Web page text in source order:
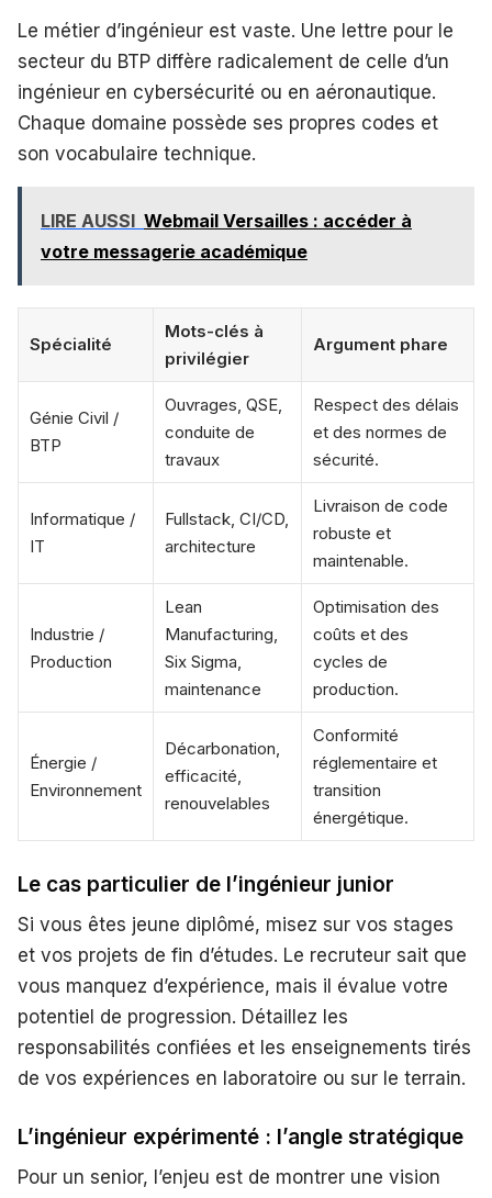
Le métier d’ingénieur est vaste. Une lettre pour le
secteur du BTP diffère radicalement de celle d’un
ingénieur en cybersécurité ou en aéronautique.
Chaque domaine possède ses propres codes et
son vocabulaire technique.
LIRE AUSSI Webmail Versailles : accéder à
votre messagerie académique
Spécialité
Mots-clés à
privilégier
Argument phare
Génie Civil /
BTP
Ouvrages, QSE,
conduite de
travaux
Respect des délais
et des normes de
sécurité.
Informatique /
IT
Fullstack, CI/CD,
architecture
Livraison de code
robuste et
maintenable.
Industrie /
Production
Lean
Manufacturing,
Six Sigma,
maintenance
Optimisation des
coûts et des
cycles de
production.
Énergie /
Environnement
Décarbonation,
efficacité,
renouvelables
Conformité
réglementaire et
transition
énergétique.
Le cas particulier de l’ingénieur junior
Si vous êtes jeune diplômé, misez sur vos stages
et vos projets de fin d’études. Le recruteur sait que
vous manquez d’expérience, mais il évalue votre
potentiel de progression. Détaillez les
responsabilités confiées et les enseignements tirés
de vos expériences en laboratoire ou sur le terrain.
L’ingénieur expérimenté : l’angle stratégique
Pour un senior, l’enjeu est de montrer une vision